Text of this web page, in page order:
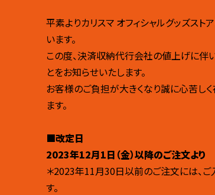
平素よりカリスマ オフィシャルグッズスト
います。
この度、決済収納代行会社の値上げに伴
とをお知らせいたします。
お客様のご負担が大きくなり誠に心苦し
ます。
■改定日
2023年12月1日（金）以降のご注文より
＊2023年11月30日以前のご注文には、
す。